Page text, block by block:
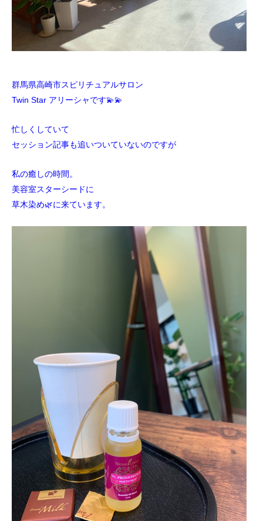
群馬県高崎市スピリチュアルサロン
Twin Star アリーシャです💫💫
忙しくしていて
セッション記事も追いついていないのですが
私の癒しの時間。
美容室スターシードに
草木染め🌿に来ています。